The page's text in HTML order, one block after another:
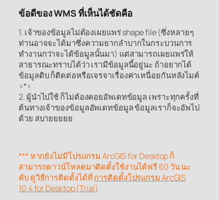
ข้อดีของ WMS ที่เห็นได้ชัดคือ
1. เจ้าของข้อมูลไม่ต้องเผยแพร่ shape file (ซึ่งหลายๆ
ท่านอาจจะได้มาซึ่งความยากลำบากในกระบวนการ
ทำงานกว่าจะได้ข้อมูลนั้นมา) แต่สามารถเผยแพร่ให้
สาธารณะทราบได้ว่า เรามีข้อมูลนี้อยู่นะ ถ้าอยากได้
ข้อมูลดิบ ก็ติดต่อหรือเจรจาเรื่องค่าเหนื่อยกันหลังไมค์
>*<
2. ผู้นำไปใช้ ก็ไม่ต้องคอยอัพเดทข้อมูล เพราะทุกครั้งที่
ต้นทางเจ้าของข้อมูลอัพเดทข้อมูล ข้อมูลเราก็จะอัพไป
ด้วย สบายยยยย
*** หากยังไม่มีโปรแกรม ArcGIS for Desktop ก็
สามารถดาวน์โหลดมาติดตั้งใช้งานได้ฟรี 60 วัน นะ
คับ ดูวิธีการติดตั้งได้ที่การติดตั้งโปรแกรม ArcGIS
10.4 for Desktop (Trial)